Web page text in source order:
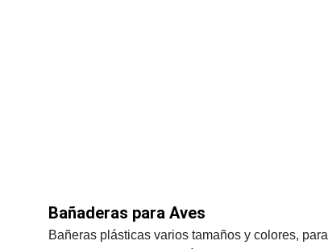
Bañaderas para Aves
Bañeras plásticas varios tamaños y colores, para